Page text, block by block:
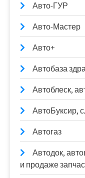
Авто-ГУР
Авто-Мастер
Авто+
Автобаза
Автоблеск,
АвтоБуксир,
Автогаз
Автодок,
и продаже